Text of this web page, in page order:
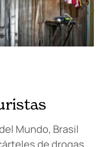
Mundo, Brasil
de drogas